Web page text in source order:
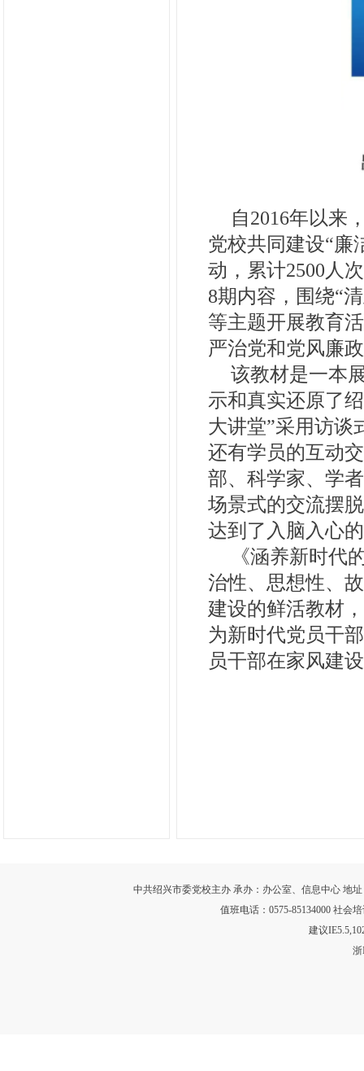
自2016年以来
党校共同建设“廉
动，累计2500人
8期内容，围绕“
等主题开展教育
严治党和党风廉
该教材是一本
示和真实还原了
大讲堂”采用访谈
还有学员的互动
部、科学家、学
场景式的交流摆
达到了入脑入心
《涵养新时
治性、思想性、
建设的鲜活教材
为新时代党员干
员干部在家风建
中共绍兴市委党校主办 承办：办公室、信息中心 地
值班电话：0575-85134000 社会
建议
浙